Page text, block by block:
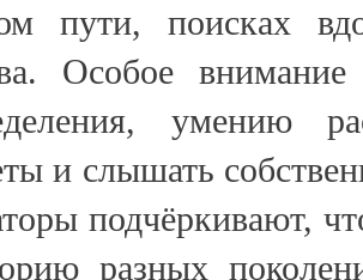
пути, поисках
Особое
умению
и слышать
подчёркивают,
разных